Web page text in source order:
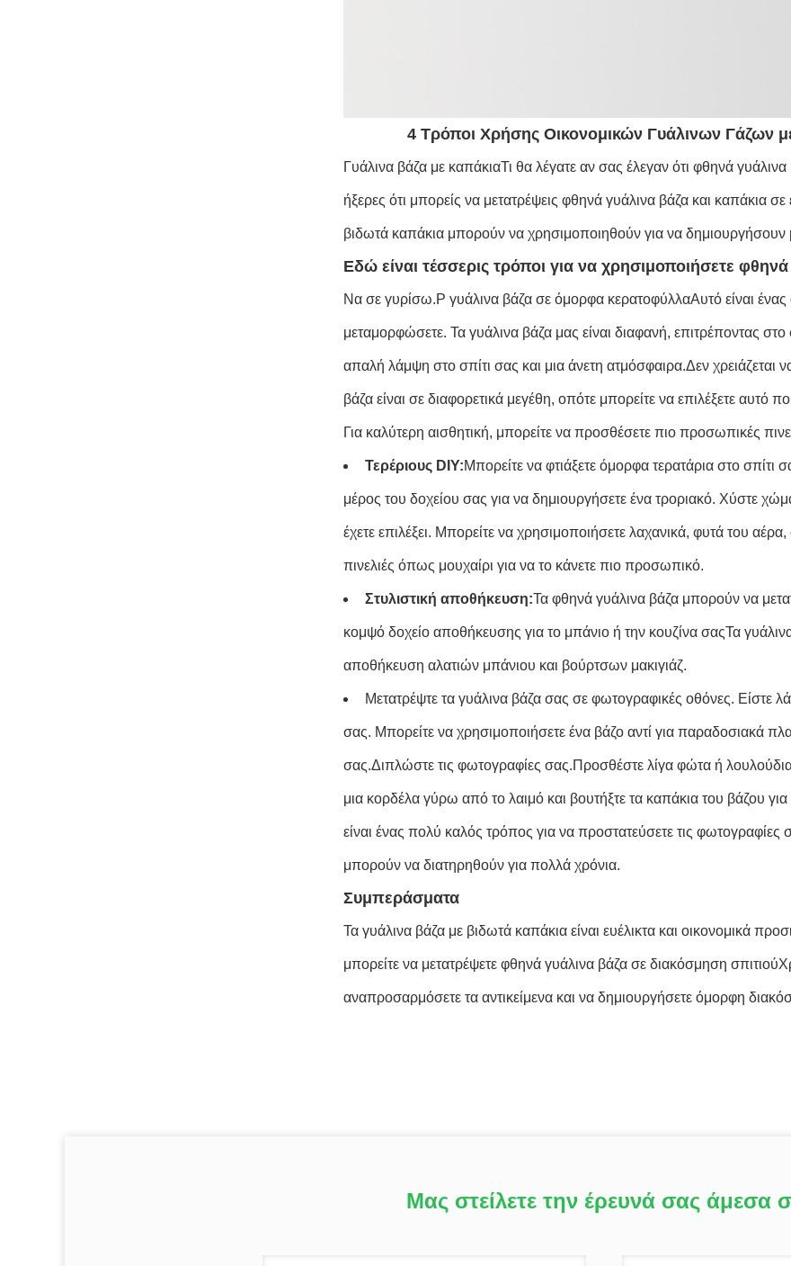
4 Τρόποι Χρήσης Οικονομικών Γυάλινων Γάζων
Γυάλινα βάζα με καπάκιαΤι θα λέγατε αν σας έλεγαν ότι φθηνά
ήξερες ότι μπορείς να μετατρέψεις φθηνά γυάλινα βάζα και καπάκια
βιδωτά καπάκια μπορούν να χρησιμοποιηθούν για να δημιουργήσουν
Εδώ είναι τέσσερις τρόποι για να χρησιμοποιήσετε φθηνά
Να σε γυρίσω.Ρ γυάλινα βάζα σε όμορφα κερατοφύλλαΑυτό είναι
μεταμορφώσετε. Τα γυάλινα βάζα μας είναι διαφανή, επιτρέποντας
απαλή λάμψη στο σπίτι σας και μια άνετη ατμόσφαιρα.Δεν
βάζα είναι σε διαφορετικά μεγέθη, οπότε μπορείτε να επιλέξετε αυτό
Για καλύτερη αισθητική, μπορείτε να προσθέσετε πιο προσωπικές
Τερέριους DIY:Μπορείτε να φτιάξετε όμορφα τερατάρια στο
μέρος του δοχείου σας για να δημιουργήσετε ένα τροριακό. Χύστε
έχετε επιλέξει. Μπορείτε να χρησιμοποιήσετε λαχανικά, φυτά του
πινελιές όπως μουχαίρι για να το κάνετε πιο προσωπικό.
Στυλιστική αποθήκευση:Τα φθηνά γυάλινα βάζα μπορούν να
κομψό δοχείο αποθήκευσης για το μπάνιο ή την κουζίνα σαςΤα γυάλινα
αποθήκευση αλατιών μπάνιου και βούρτσων μακιγιάζ.
Μετατρέψτε τα γυάλινα βάζα σας σε φωτογραφικές οθόνες. Είστε
σας. Μπορείτε να χρησιμοποιήσετε ένα βάζο αντί για παραδοσιακά
σας.Διπλώστε τις φωτογραφίες σας.Προσθέστε λίγα φώτα ή
μια κορδέλα γύρω από το λαιμό και βουτήξτε τα καπάκια του βάζου
είναι ένας πολύ καλός τρόπος για να προστατεύσετε τις
μπορούν να διατηρηθούν για πολλά χρόνια.
Συμπεράσματα
Τα γυάλινα βάζα με βιδωτά καπάκια είναι ευέλικτα και οικονομικά
μπορείτε να μετατρέψετε φθηνά γυάλινα βάζα σε διακόσμηση
αναπροσαρμόσετε τα αντικείμενα και να δημιουργήσετε όμορφη
Μας στείλετε την έρευνά σας άμεσα